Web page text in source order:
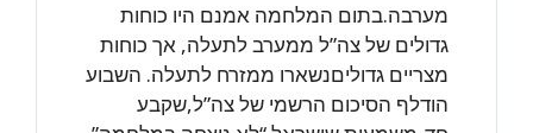
מערבה.בתום המלחמה אמנם היו כוחות
גדולים של צה”ל ממערב לתעלה, אך כוחות
מצריים גדוליםנשארו ממזרח לתעלה. השבוע
הודלף הסיכום הרשמי של צה”ל,שקבע